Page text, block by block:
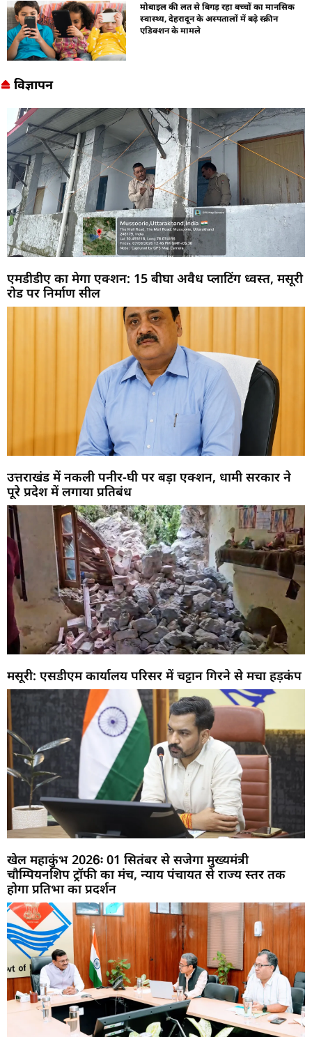
मोबाइल की लत से बिगड़ रहा बच्चों का मानसिक
स्वास्थ्य, देहरादून के अस्पतालों में बढ़े स्क्रीन
एडिक्शन के मामले
विज्ञापन
एमडीडीए का मेगा एक्शन: 15 बीघा अवैध प्लाटिंग ध्वस्त, मसूरी
रोड पर निर्माण सील
उत्तराखंड में नकली पनीर-घी पर बड़ा एक्शन, धामी सरकार ने
पूरे प्रदेश में लगाया प्रतिबंध
मसूरी: एसडीएम कार्यालय परिसर में चट्टान गिरने से मचा हड़कंप
खेल महाकुंभ 2026ः 01 सितंबर से सजेगा मुख्यमंत्री
चौम्पियनशिप ट्रॉफी का मंच, न्याय पंचायत से राज्य स्तर तक
होगा प्रतिभा का प्रदर्शन